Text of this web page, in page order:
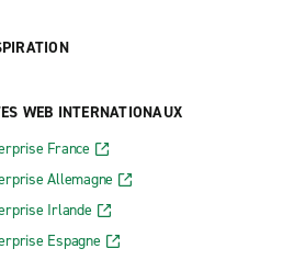
WEB INTERNATIONAUX
France
Allemagne
Irlande
Espagne